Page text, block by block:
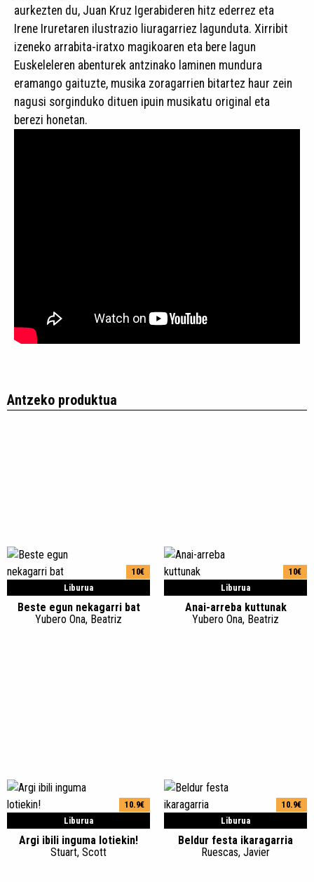
aurkezten du, Juan Kruz Igerabideren hitz ederrez eta
Irene Iruretaren ilustrazio liuragarriez lagunduta. Xirribit
izeneko arrabita-iratxo magikoaren eta bere lagun
Euskeleleren abenturek antzinako laminen mundura
eramango gaituzte, musika zoragarrien bitartez haur zein
nagusi sorginduko dituen ipuin musikatu original eta
berezi honetan.
Antzeko produktua
Liburua
10€
Beste egun nekagarri bat
Yubero Ona, Beatriz
Liburua
10€
Anai-arreba kuttunak
Yubero Ona, Beatriz
Liburua
10.9€
Argi ibili inguma lotiekin!
Stuart, Scott
Liburua
10.9€
Beldur festa ikaragarria
Ruescas, Javier